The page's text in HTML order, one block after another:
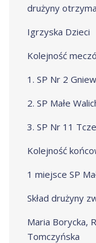
drużyny
Igrzyska Dzieci
Kolejność
1. SP Nr 2
2. SP Małe
3. SP Nr 11
Kolejność
1 miejsce SP
Skład drużyny
Maria Borycka,
Tomczyńska